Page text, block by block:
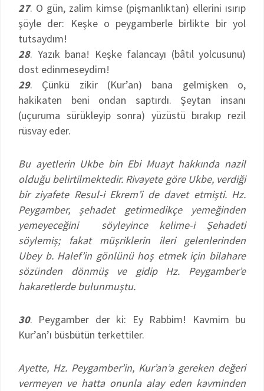
27. O gün, zalim kimse (pişmanlıktan) ellerini ısırıp
şöyle der: Keşke o peygamberle birlikte bir yol
tutsaydım!
28. Yazık bana! Keşke falancayı (bâtıl yolcusunu)
dost edinmeseydim!
29. Çünkü zikir (Kur’an) bana gelmişken o,
hakikaten beni ondan saptırdı. Şeytan insanı
(uçuruma sürükleyip sonra) yüzüstü bırakıp rezil
rüsvay eder.
Bu ayetlerin Ukbe bin Ebi Muayt hakkında nazil
olduğu belirtilmektedir. Rivayete göre Ukbe, verdiği
bir ziyafete Resul-i Ekrem’i de davet etmişti. Hz.
Peygamber, şehadet getirmedikçe yemeğinden
yemeyeceğini söyleyince kelime-i Şehadeti
söylemiş; fakat müşriklerin ileri gelenlerinden
Ubey b. Halef’in gönlünü hoş etmek için bilahare
sözünden dönmüş ve gidip Hz. Peygamber’e
hakaretlerde bulunmuştu.
30. Peygamber der ki: Ey Rabbim! Kavmim bu
Kur’an’ı büsbütün terkettiler.
Ayette, Hz. Peygamber’in, Kur’an’a gereken değeri
vermeyen ve hatta onunla alay eden kavminden